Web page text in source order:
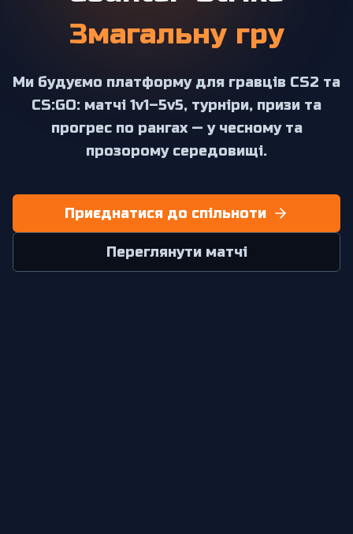
Змагальну гру
Ми будуємо платформу для гравців CS2 та
CS:GO: матчі 1v1–5v5, турніри, призи та
прогрес по рангах — у чесному та
прозорому середовищі.
Приєднатися до спільноти
Переглянути матчі